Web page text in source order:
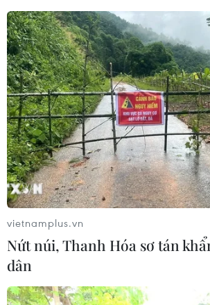
vietnamplus.vn
Nứt núi, Thanh Hóa sơ tán
dân